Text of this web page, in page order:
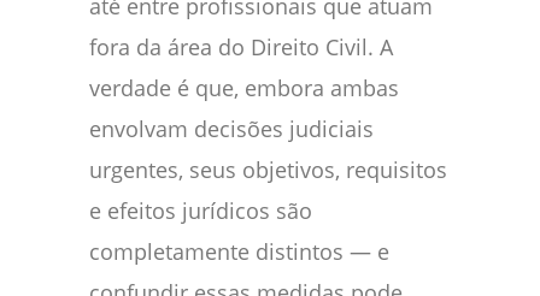
até entre profissionais que atuam
fora da área do Direito Civil. A
verdade é que, embora ambas
envolvam decisões judiciais
urgentes, seus objetivos, requisitos
e efeitos jurídicos são
completamente distintos — e